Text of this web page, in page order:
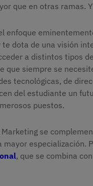
que en otras ramas.
enfoque
dota de una visión
a distintos tipos
que siempre se
tecnológicas, de
del estudiante un
puestos.
Marketing se
mayor especialización.
, que se combina